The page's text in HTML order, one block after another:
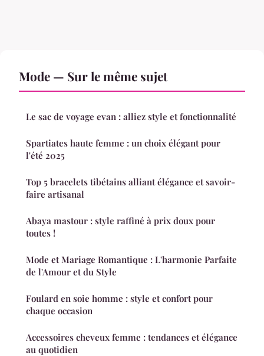
Mode — Sur le même sujet
Le sac de voyage evan : alliez style et fonctionnalité
Spartiates haute femme : un choix élégant pour
l'été 2025
Top 5 bracelets tibétains alliant élégance et savoir-
faire artisanal
Abaya mastour : style raffiné à prix doux pour
toutes !
Mode et Mariage Romantique : L'harmonie Parfaite
de l'Amour et du Style
Foulard en soie homme : style et confort pour
chaque occasion
Accessoires cheveux femme : tendances et élégance
au quotidien